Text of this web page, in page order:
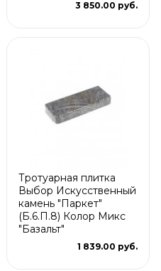
3 850.00 руб.
Тротуарная плитка
Выбор Искусственный
камень "Паркет"
(Б.6.П.8) Колор Микс
"Базальт"
1 839.00 руб.